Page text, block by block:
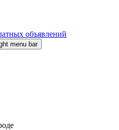
объявлений
menu bar